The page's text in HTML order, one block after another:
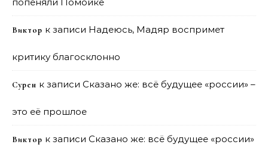
Виктор к записи Надеюсь, Мадяр воспримет
критику благосклонно
Сурен к записи Сказано же: всё будущее «россии» –
это её прошлое
Виктор к записи Сказано же: всё будущее «россии»